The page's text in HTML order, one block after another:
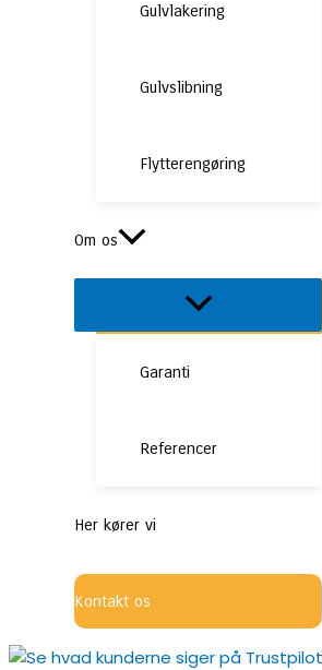
Gulvlakering
Gulvslibning
Flytterengøring
Om os
Menu
Toggle
Garanti
Referencer
Her kører vi
Kontakt os